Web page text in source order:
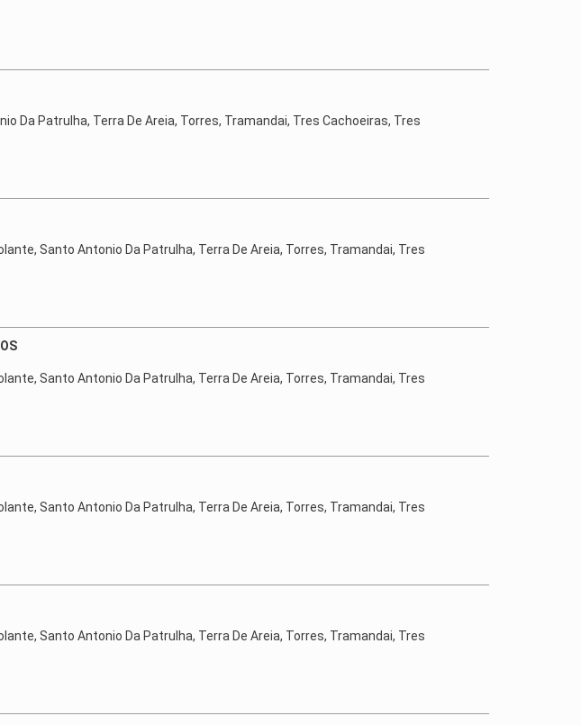
Da Patrulha, Terra De Areia, Torres, Tramandai, Tres Cachoeiras, Tres
Santo Antonio Da Patrulha, Terra De Areia, Torres, Tramandai, Tres
Santo Antonio Da Patrulha, Terra De Areia, Torres, Tramandai, Tres
Santo Antonio Da Patrulha, Terra De Areia, Torres, Tramandai, Tres
Santo Antonio Da Patrulha, Terra De Areia, Torres, Tramandai, Tres